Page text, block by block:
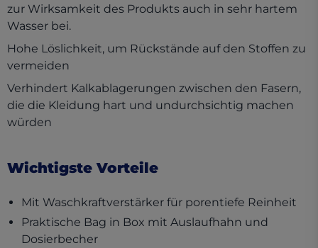
zur Wirksamkeit des Produkts auch in sehr hartem
Wasser bei.
Hohe Löslichkeit, um Rückstände auf den Stoffen zu
vermeiden
Verhindert Kalkablagerungen zwischen den Fasern,
die die Kleidung hart und undurchsichtig machen
würden
Wichtigste Vorteile
Mit Waschkraftverstärker für porentiefe Reinheit
Praktische Bag in Box mit Auslaufhahn und
Dosierbecher